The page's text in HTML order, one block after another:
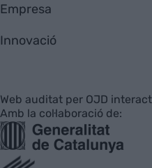
Empresa
Innovació
Web auditat per OJD
Amb la col·laboració de: